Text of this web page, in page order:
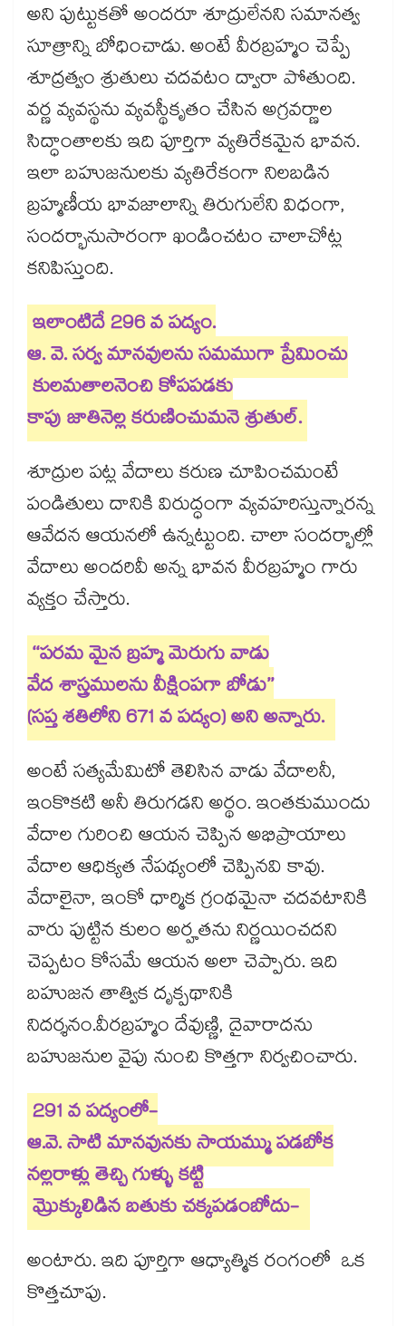
అని పుట్టుకతో అందరూ శూద్రులేనని సమానత్వ
సూత్రాన్ని బోధించాడు. అంటే వీరబ్రహ్మం చెప్పే
శూద్రత్వం శ్రుతులు చదవటం ద్వారా పోతుంది.
వర్ణ వ్యవస్థను వ్యవస్థీకృతం చేసిన అగ్రవర్ణాల
సిద్ధాంతాలకు ఇది పూర్తిగా వ్యతిరేకమైన భావన.
ఇలా బహుజనులకు వ్యతిరేకంగా నిలబడిన
బ్రహ్మణీయ భావజాలాన్ని తిరుగులేని విధంగా,
సందర్భానుసారంగా ఖండించటం చాలాచోట్ల
కనిపిస్తుంది.
ఇలాంటిదే 296 వ పద్యం.
ఆ. వె. సర్వ మానవులను సమముగా ప్రేమించు
కులమతాలనెంచి కోపపడకు
కాపు జాతినెల్ల కరుణించుమనె శ్రుతుల్.
శూద్రుల పట్ల వేదాలు కరుణ చూపించమంటే
పండితులు దానికి విరుద్ధంగా వ్యవహరిస్తున్నారన్న
ఆవేదన ఆయనలో ఉన్నట్టుంది. చాలా సందర్భాల్లో
వేదాలు అందరివీ అన్న భావన వీరబ్రహ్మం గారు
వ్యక్తం చేస్తారు.
‘‘పరమ మైన బ్రహ్మ మెరుగు వాడు
వేద శాస్త్రములను వీక్షింపగా బోడు’’
(సప్త శతిలోని 671 వ పద్యం) అని అన్నారు.
అంటే సత్యమేమిటో తెలిసిన వాడు వేదాలనీ,
ఇంకొకటి అనీ తిరుగడని అర్థం. ఇంతకుముందు
వేదాల గురించి ఆయన చెప్పిన అభిప్రాయాలు
వేదాల ఆధిక్యత నేపథ్యంలో చెప్పినవి కావు.
వేదాలైనా, ఇంకో ధార్మిక గ్రంథమైనా చదవటానికి
వారు పుట్టిన కులం అర్హతను నిర్ణయించదని
చెప్పటం కోసమే ఆయన అలా చెప్పారు. ఇది
బహుజన తాత్విక దృక్పథానికి
నిదర్శనం.వీరబ్రహ్మం దేవుణ్ణి, దైవారాదను
బహుజనుల వైపు నుంచి కొత్తగా నిర్వచించారు.
291 వ పద్యంలో-
ఆ.వె. సాటి మానవునకు సాయమ్ము పడబోక
నల్లరాళ్లు తెచ్చి గుళ్ళు కట్టి
మ్రొక్కులిడిన బతుకు చక్కపడంబోదు-
అంటారు. ఇది పూర్తిగా ఆధ్యాత్మిక రంగంలో ఒక
కొత్తచూపు.